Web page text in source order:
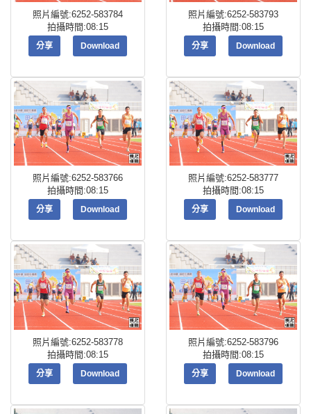
照片編號:6252-583784
拍攝時間:08:15
分享 Download
照片編號:6252-583793
拍攝時間:08:15
分享 Download
照片編號:6252-583766
拍攝時間:08:15
分享 Download
照片編號:6252-583777
拍攝時間:08:15
分享 Download
照片編號:6252-583778
拍攝時間:08:15
分享 Download
照片編號:6252-583796
拍攝時間:08:15
分享 Download